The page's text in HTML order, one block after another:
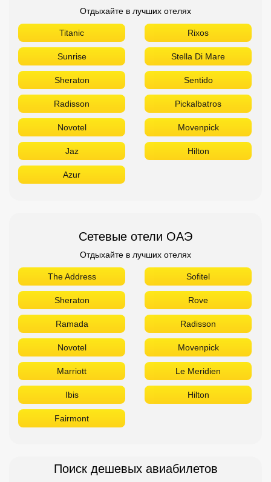
Отдыхайте в лучших отелях
Titanic Rixos
Sunrise Stella Di Mare
Sheraton Sentido
Radisson Pickalbatros
Novotel Movenpick
Jaz Hilton
Azur
Сетевые отели ОАЭ
Отдыхайте в лучших отелях
The Address Sofitel
Sheraton Rove
Ramada Radisson
Novotel Movenpick
Marriott Le Meridien
Ibis Hilton
Fairmont
Поиск дешевых авиабилетов